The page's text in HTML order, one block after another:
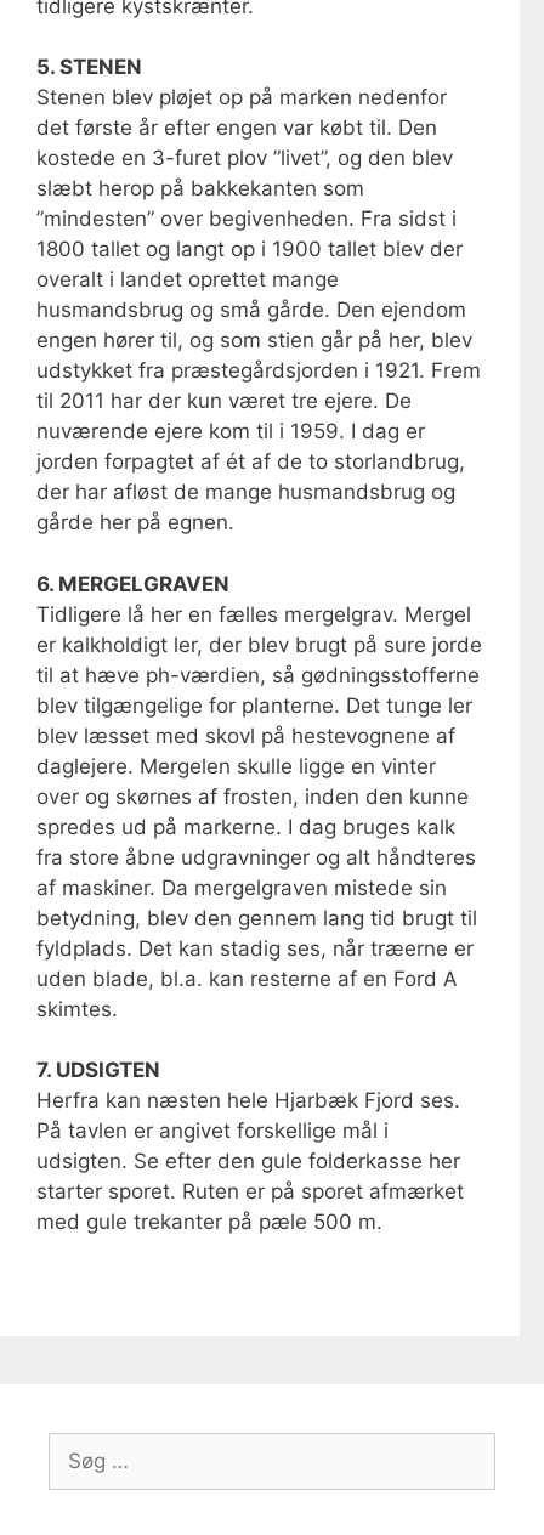
tidligere kystskrænter.
5. STENEN
Stenen blev pløjet op på marken nedenfor
det første år efter engen var købt til. Den
kostede en 3-furet plov ”livet”, og den blev
slæbt herop på bakkekanten som
”mindesten” over begivenheden. Fra sidst i
1800 tallet og langt op i 1900 tallet blev der
overalt i landet oprettet mange
husmandsbrug og små gårde. Den ejendom
engen hører til, og som stien går på her, blev
udstykket fra præstegårdsjorden i 1921. Frem
til 2011 har der kun været tre ejere. De
nuværende ejere kom til i 1959. I dag er
jorden forpagtet af ét af de to storlandbrug,
der har afløst de mange husmandsbrug og
gårde her på egnen.
6. MERGELGRAVEN
Tidligere lå her en fælles mergelgrav. Mergel
er kalkholdigt ler, der blev brugt på sure jorde
til at hæve ph-værdien, så gødningsstofferne
blev tilgængelige for planterne. Det tunge ler
blev læsset med skovl på hestevognene af
daglejere. Mergelen skulle ligge en vinter
over og skørnes af frosten, inden den kunne
spredes ud på markerne. I dag bruges kalk
fra store åbne udgravninger og alt håndteres
af maskiner. Da mergelgraven mistede sin
betydning, blev den gennem lang tid brugt til
fyldplads. Det kan stadig ses, når træerne er
uden blade, bl.a. kan resterne af en Ford A
skimtes.
7. UDSIGTEN
Herfra kan næsten hele Hjarbæk Fjord ses.
På tavlen er angivet forskellige mål i
udsigten. Se efter den gule folderkasse her
starter sporet. Ruten er på sporet afmærket
med gule trekanter på pæle 500 m.
efter: